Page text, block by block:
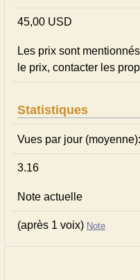
45,00 USD
Les prix sont
le prix, contacter les
Statistiques
Vues par jour (moyenne):
3.16
Note actuelle
(après 1 voix) Note